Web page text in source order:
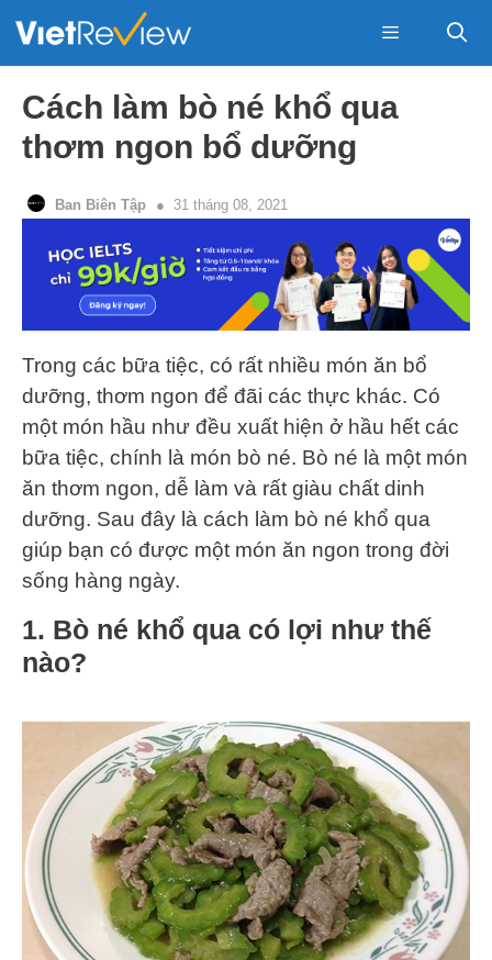
Menu
Cách làm bò né khổ qua
thơm ngon bổ dưỡng
Ban Biên Tập 31 tháng 08, 2021
Trong các bữa tiệc, có rất nhiều món ăn bổ
dưỡng, thơm ngon để đãi các thực khác. Có
một món hầu như đều xuất hiện ở hầu hết các
bữa tiệc, chính là món bò né. Bò né là một món
ăn thơm ngon, dễ làm và rất giàu chất dinh
dưỡng. Sau đây là cách làm bò né khổ qua
giúp bạn có được một món ăn ngon trong đời
sống hàng ngày.
1. Bò né khổ qua có lợi như thế
nào?